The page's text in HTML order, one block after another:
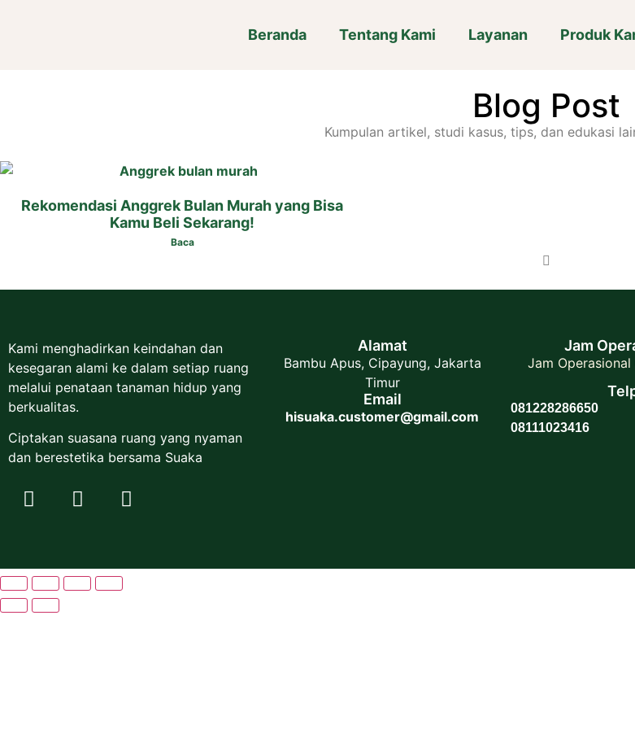
Beranda Tentang Kami Layanan Produk
Blog Post
Kumpulan artikel, studi kasus, tips, dan edukasi
Rekomendasi Anggrek Bulan Murah yang Bisa
Kamu Beli Sekarang!
Baca
Kami menghadirkan keindahan dan
kesegaran alami ke dalam setiap ruang
melalui penataan tanaman hidup yang
berkualitas.
Ciptakan suasana ruang yang nyaman
dan berestetika bersama Suaka
Alamat
Bambu Apus, Cipayung, Jakarta
Timur
Email
hisuaka.customer@gmail.com
Jam
Jam Operasional
081228286650
08111023416